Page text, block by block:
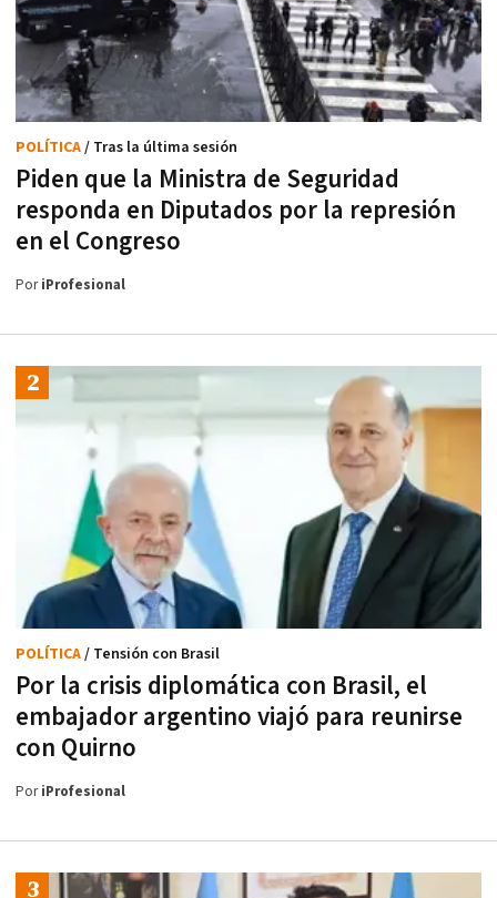
Piden que la Ministra de Seguridad
responda en Diputados por la represión
en el Congreso
POLÍTICA/ Tras la última sesión
PoriProfesional
Por la crisis diplomática con Brasil, el
embajador argentino viajó para reunirse
con Quirno
POLÍTICA/ Tensión con Brasil
PoriProfesional